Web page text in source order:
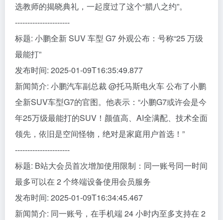
选教师的揭晓典礼，一起度过了这个“腊八之约”。
----------------------
标题: 小鹏全新 SUV 车型 G7 外观公布：号称“25 万级
最能打”
发布时间: 2025-01-09T16:35:49.877
新闻简介: 小鹏汽车副总裁 @托马斯电火车 公布了小鹏
全新SUV车型G7的官图。他表示：“小鹏G7或许会是今
年25万级最能打的SUV！颜值高、AI全满配、技术全面
领先，依旧是空间怪物，绝对是家庭用户首选！”
----------------------
标题: B站大会员首次增加使用限制：同一账号同一时间
最多可以在 2 个终端设备使用会员服务
发布时间: 2025-01-09T16:34:45.467
新闻简介: 同一账号，在手机端 24 小时内至多支持在 2